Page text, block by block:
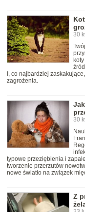
30
I, co najbardziej
zagrożenia.
30
typowe przeziębienia i
tworzenie przerzutów
nowe światło na związek
Z